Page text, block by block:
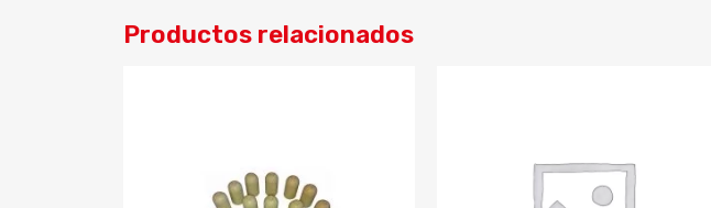
Productos relacionados